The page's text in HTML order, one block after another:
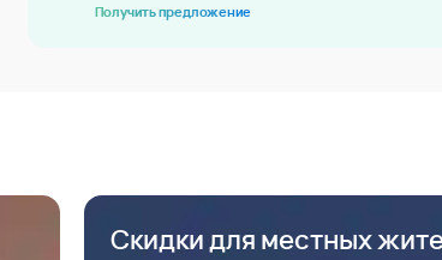
Получить предложение
Скидки для местных